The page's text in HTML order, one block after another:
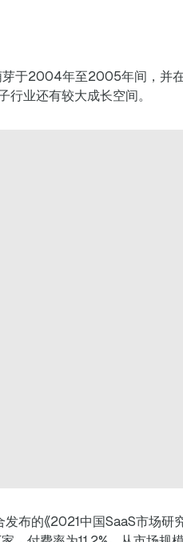
于2004年至2005年间，并
行业还有较大成长空间。
布的《2021中国SaaS市场研